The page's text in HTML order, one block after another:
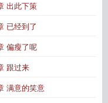
出此下策
已经到了
偏瘦了呢
跟过来
满意的笑意